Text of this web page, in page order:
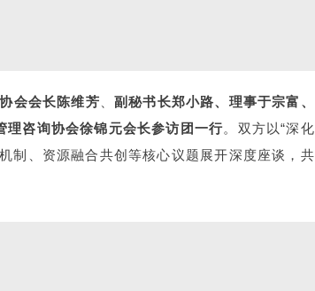
会会长陈维芳 、副秘书长郑小路、理事于宗富、
理咨询协会徐锦元会长参访团一行。双方以“深化
制、资源融合共创等核心议题展开深度座谈，共